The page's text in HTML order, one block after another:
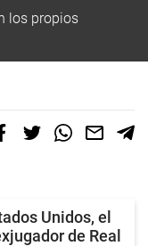
los propios
Unidos, el
de Real